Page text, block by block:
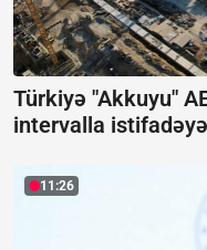
Türkiyə "Akkuyu"
intervalla
11:26